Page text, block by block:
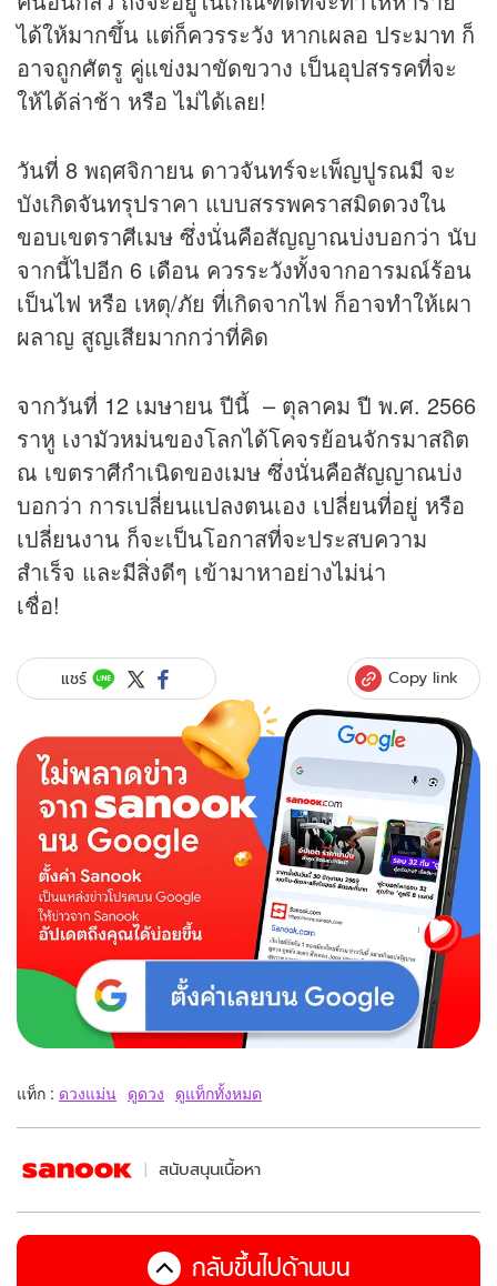
ได้ให้มากขึ้น แต่ก็ควรระวัง หากเผลอ ประมาท ก็
อาจถูกศัตรู คู่แข่งมาขัดขวาง เป็นอุปสรรคที่จะ
ให้ได้ล่าช้า หรือ ไม่ได้เลย!
วันที่ 8 พฤศจิกายน ดาวจันทร์จะเพ็ญปูรณมี จะ
บังเกิดจันทรุปราคา แบบสรรพคราสมิดดวงใน
ขอบเขตราศีเมษ ซึ่งนั่นคือสัญญาณบ่งบอกว่า นับ
จากนี้ไปอีก 6 เดือน ควรระวังทั้งจากอารมณ์ร้อน
เป็นไฟ หรือ เหตุ/ภัย ที่เกิดจากไฟ ก็อาจทำให้เผา
ผลาญ สูญเสียมากกว่าที่คิด
จากวันที่ 12 เมษายน ปีนี้ – ตุลาคม ปี พ.ศ. 2566
ราหู เงามัวหม่นของโลกได้โคจรย้อนจักรมาสถิต
ณ เขตราศีกำเนิดของเมษ ซึ่งนั่นคือสัญญาณบ่ง
บอกว่า การเปลี่ยนแปลงตนเอง เปลี่ยนที่อยู่ หรือ
เปลี่ยนงาน ก็จะเป็นโอกาสที่จะประสบความ
สำเร็จ และมีสิ่งดีๆ เข้ามาหาอย่างไม่น่า
เชื่อ!
แชร์ Copy link
แท็ก : ดวงแม่น ดูดวง ดูแท็กทั้งหมด
สนับสนุนเนื้อหา
กลับขึ้นไปด้านบน